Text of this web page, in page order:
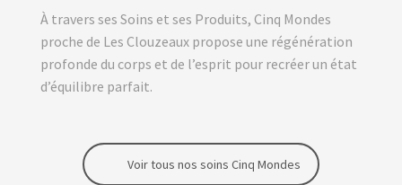
À travers ses Soins et ses Produits, Cinq Mondes
proche de Les Clouzeaux propose une régénération
profonde du corps et de l’esprit pour recréer un état
d’équilibre parfait.
Voir tous nos soins Cinq Mondes